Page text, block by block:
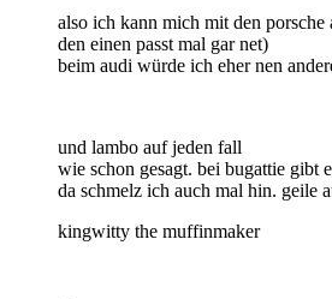
also ich kann mich mit den porsche
den einen passt mal gar net)
beim audi würde ich eher nen
und lambo auf jeden fall
wie schon gesagt. bei bugattie gibt
da schmelz ich auch mal hin. geile
kingwitty the muffinmaker